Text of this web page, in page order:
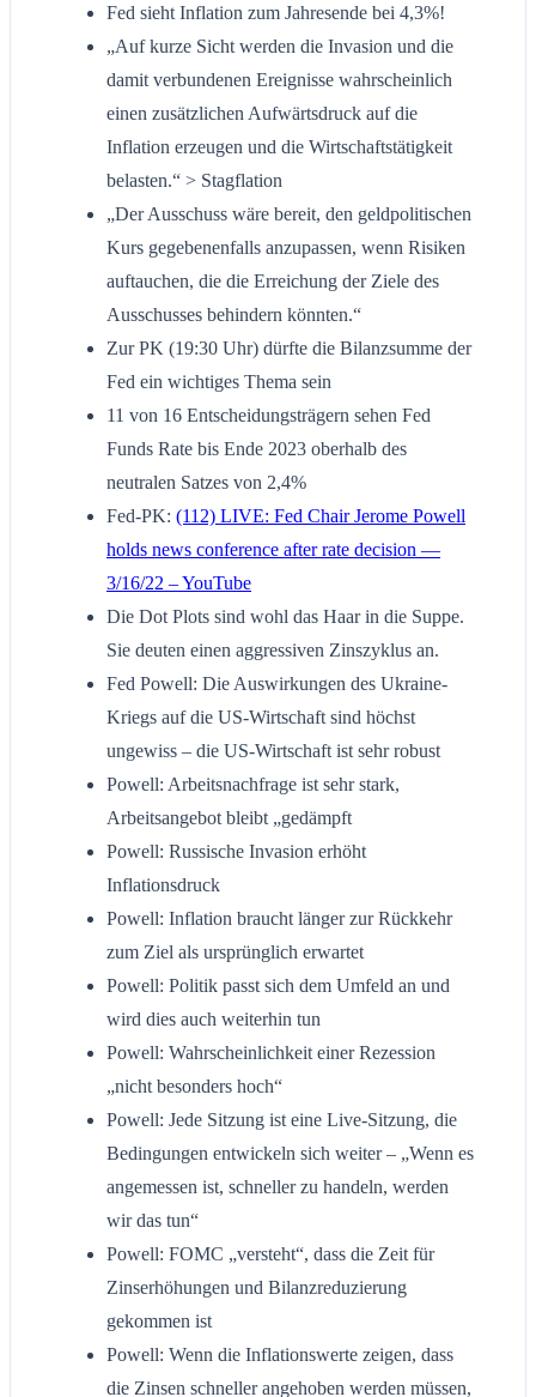
Fed sieht Inflation zum Jahresende bei 4,3%!
„Auf kurze Sicht werden die Invasion und die
damit verbundenen Ereignisse wahrscheinlich
einen zusätzlichen Aufwärtsdruck auf die
Inflation erzeugen und die Wirtschaftstätigkeit
belasten.“ > Stagflation
„Der Ausschuss wäre bereit, den geldpolitischen
Kurs gegebenenfalls anzupassen, wenn Risiken
auftauchen, die die Erreichung der Ziele des
Ausschusses behindern könnten.“
Zur PK (19:30 Uhr) dürfte die Bilanzsumme der
Fed ein wichtiges Thema sein
11 von 16 Entscheidungsträgern sehen Fed
Funds Rate bis Ende 2023 oberhalb des
neutralen Satzes von 2,4%
Fed-PK: (112) LIVE: Fed Chair Jerome Powell
holds news conference after rate decision —
3/16/22 – YouTube
Die Dot Plots sind wohl das Haar in die Suppe.
Sie deuten einen aggressiven Zinszyklus an.
Fed Powell: Die Auswirkungen des Ukraine-
Kriegs auf die US-Wirtschaft sind höchst
ungewiss – die US-Wirtschaft ist sehr robust
Powell: Arbeitsnachfrage ist sehr stark,
Arbeitsangebot bleibt „gedämpft
Powell: Russische Invasion erhöht
Inflationsdruck
Powell: Inflation braucht länger zur Rückkehr
zum Ziel als ursprünglich erwartet
Powell: Politik passt sich dem Umfeld an und
wird dies auch weiterhin tun
Powell: Wahrscheinlichkeit einer Rezession
„nicht besonders hoch“
Powell: Jede Sitzung ist eine Live-Sitzung, die
Bedingungen entwickeln sich weiter – „Wenn es
angemessen ist, schneller zu handeln, werden
wir das tun“
Powell: FOMC „versteht“, dass die Zeit für
Zinserhöhungen und Bilanzreduzierung
gekommen ist
Powell: Wenn die Inflationswerte zeigen, dass
die Zinsen schneller angehoben werden müssen,